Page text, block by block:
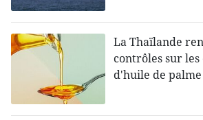
La Thaïlande
contrôles sur
d'huile de